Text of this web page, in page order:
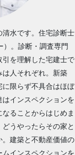
水です。住宅診断士
）。診断・調査専門
を理解した宅建士で
は人それぞれ。新築
に限らず不具合はほぼ
インスペクションを
ることからはじめま
うやったらその家と
。建築と不動産価値の
インスペクションを